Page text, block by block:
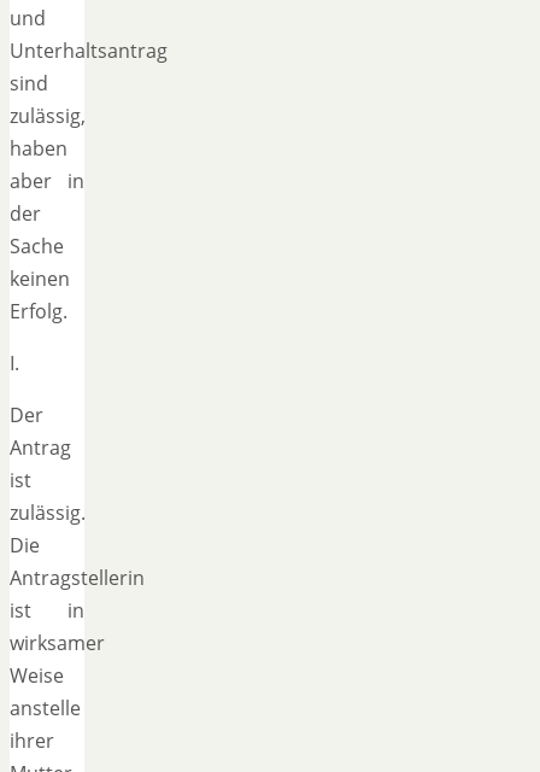
und
Unterhaltsantrag
sind
zulässig,
haben
aber in
der
Sache
keinen
Erfolg.
I.
Der
Antrag
ist
zulässig.
Die
Antragstellerin
ist in
wirksamer
Weise
anstelle
ihrer